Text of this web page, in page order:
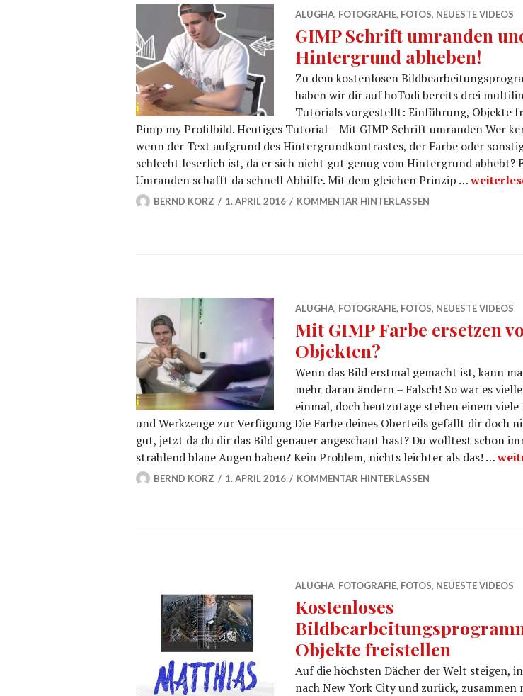
ALUGHA, FOTOGRAFIE, FOTOS, NEUESTE VIDEOS
GIMP Schrift umranden
Hintergrund abheben!
Zu dem kostenlosen
haben wir dir auf hoTodi bereits drei
Tutorials vorgestellt: Einführung, Objekte
Pimp my Profilbild. Heutiges Tutorial – Mit GIMP Schrift umranden Wer
wenn der Text aufgrund des Hintergrundkontrastes, der Farbe oder
schlecht leserlich ist, da er sich nicht gut genug vom Hintergrund abhebt?
Umranden schafft da schnell Abhilfe. Mit dem gleichen Prinzip …GIMP
BERND KORZ 1. APRIL 2016 KOMMENTAR HINTERLASSEN
ALUGHA, FOTOGRAFIE, FOTOS, NEUESTE VIDEOS
Mit GIMP Farbe ersetzen
Objekten?
Wenn das Bild erstmal gemacht ist, kann
mehr daran ändern – Falsch! So war es
einmal, doch heutzutage stehen einem
und Werkzeuge zur Verfügung Die Farbe deines Oberteils gefällt dir doch
gut, jetzt da du dir das Bild genauer angeschaut hast? Du wolltest schon
strahlend blaue Augen haben? Kein Problem, nichts leichter als das! …Mit
BERND KORZ 1. APRIL 2016 KOMMENTAR HINTERLASSEN
ALUGHA, FOTOGRAFIE, FOTOS, NEUESTE VIDEOS
Kostenloses
Objekte freistellen
Auf die höchsten Dächer der Welt steigen,
nach New York City und zurück, zusammen